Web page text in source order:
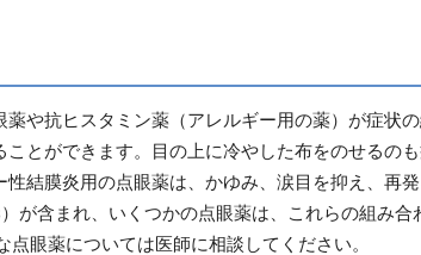
薬や抗ヒスタミン薬（アレルギー用の薬）が症状
ことができます。目の上に冷やした布をのせるの
性結膜炎用の点眼薬は、かゆみ、涙目を抑え、再
）が含まれ、いくつかの点眼薬は、これらの組み
点眼薬については医師に相談してください。